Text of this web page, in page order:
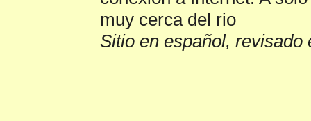
muy cerca del rio
Sitio en español, revisado